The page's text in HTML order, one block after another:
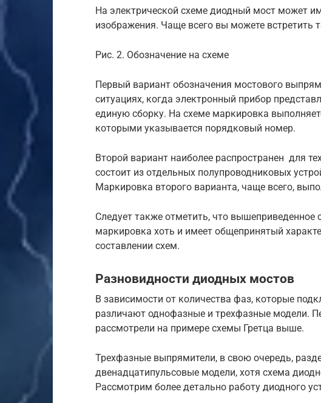
На электрической схеме диодный мост может
изображения. Чаще всего вы можете встретить
Рис. 2. Обозначение на схеме
Первый вариант обозначения мостового
ситуациях, когда электронный прибор
единую сборку. На схеме маркировка
которыми указывается порядковый номер.
Второй вариант наиболее распространен для
состоит из отдельных полупроводниковых
Маркировка второго варианта, чаще всего,
Следует также отметить, что вышеприведенное
маркировка хоть и имеет общепринятый
составлении схем.
Разновидности диодных мостов
В зависимости от количества фаз, которые
различают однофазные и трехфазные модели.
рассмотрели на примере схемы Гретца выше.
Трехфазные выпрямители, в свою очередь,
двенадцатипульсовые модели, хотя схема
Рассмотрим более детально работу диодного